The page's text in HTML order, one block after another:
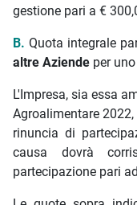
gestione pari a €
B. Quota integrale
altre Aziende per
L'Impresa, sia essa
Agroalimentare
rinuncia di
causa dovrà
partecipazione pari